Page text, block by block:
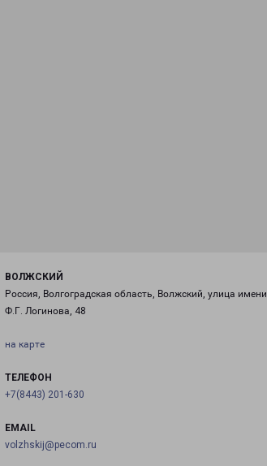
ВОЛЖСКИЙ
Россия, Волгоградская область, Волжский, улица имени
Ф.Г. Логинова, 48
на карте
ТЕЛЕФОН
+7(8443) 201-630
EMAIL
volzhskij@pecom.ru